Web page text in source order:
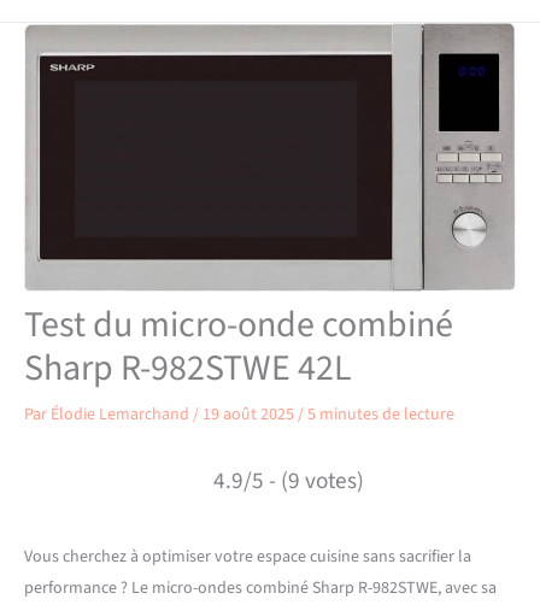
Test du micro-onde combiné
Sharp R-982STWE 42L
Par Élodie Lemarchand / 19 août 2025/5 minutes de lecture
4.9/5 - (9 votes)
Vous cherchez à optimiser votre espace cuisine sans sacrifier la
performance ? Le micro-ondes combiné Sharp R-982STWE, avec sa